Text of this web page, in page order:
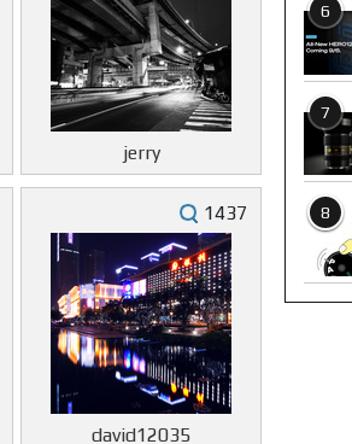
jerry
1437
david12035
6
7
8